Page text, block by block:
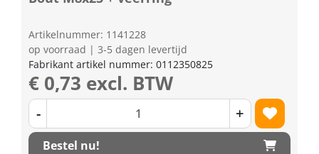
Artikelnummer: 1141228
op voorraad | 3-5 dagen levertijd
Fabrikant artikel nummer: 0112350825
€ 0,73 excl. BTW
- +
Bestel nu!